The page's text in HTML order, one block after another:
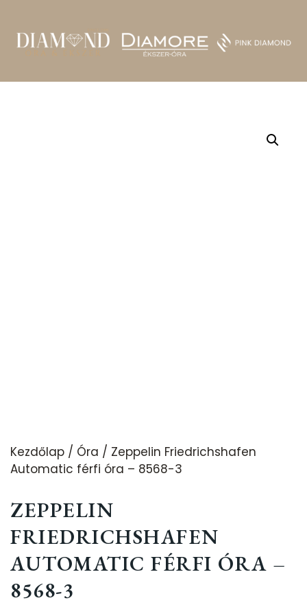
Kezdőlap / Óra / Zeppelin Friedrichshafen
Automatic férfi óra – 8568-3
ZEPPELIN
FRIEDRICHSHAFEN
AUTOMATIC FÉRFI ÓRA –
8568-3